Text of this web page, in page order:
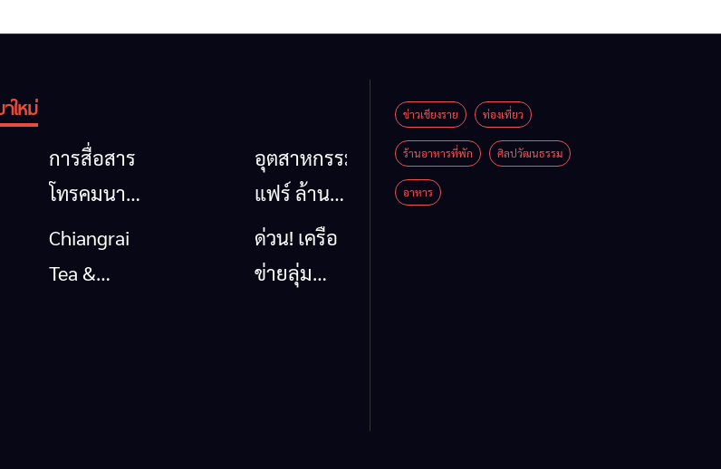
ใหม่
การสื่อสาร
โทรคมนาคม
กรณีภัย
พิบัติ
อุตสาหกรรม
แฟร์ ล้าน
นาตะวัน
ออก
Chiangrai
Tea &
ด่วน! เครือ
ข่ายลุ่มน้ำ
ข่าวเชียงราย ท่องเที่ยว
ร้านอาหารที่พัก ศิลปวัฒนธรรม
อาหาร